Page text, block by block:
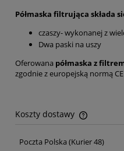
Półmaska filtrująca składa
czaszy- wykonanej z
Dwa paski na uszy
Oferowana półmaska z
zgodnie z europejską normą CE
Koszty dostawy
Cena nie zawiera
Poczta Polska (Kurier 48)